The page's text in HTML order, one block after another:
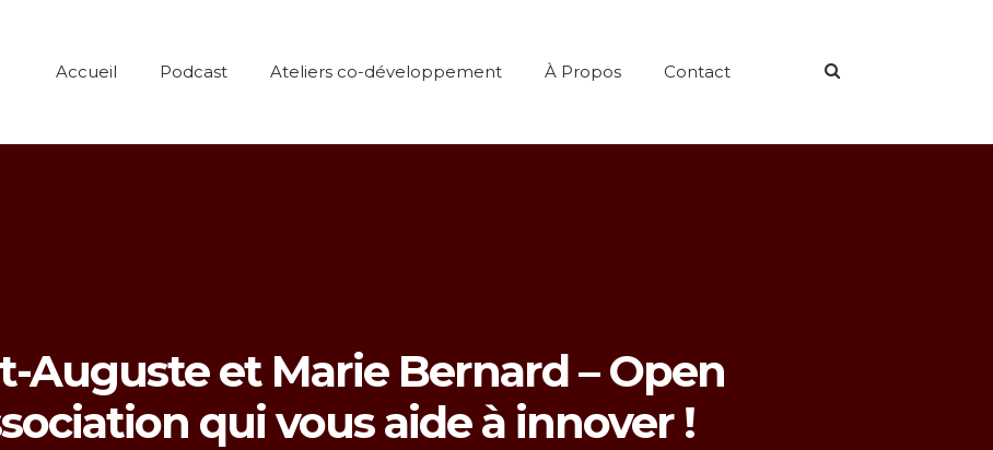
Accueil Podcast Ateliers co-développement À Propos Contact
Auguste et Marie Bernard – Open
qui vous aide à innover !